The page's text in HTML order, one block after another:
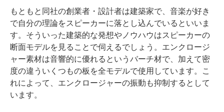
もともと同社の創業者・設計者は建築家で、音楽が好き
で自分の理論をスピーカーに落とし込んでいるといいま
す。そういった建築的な発想やノウハウはスピーカーの
断面モデルを見ることで伺えるでしょう。エンクロージ
ャー素材は音響的に優れるというバーチ材で、加えて密
度の違ういくつもの板を全モデルで使用しています。こ
れによって、エンクロージャーの振動も抑制するとして
います。